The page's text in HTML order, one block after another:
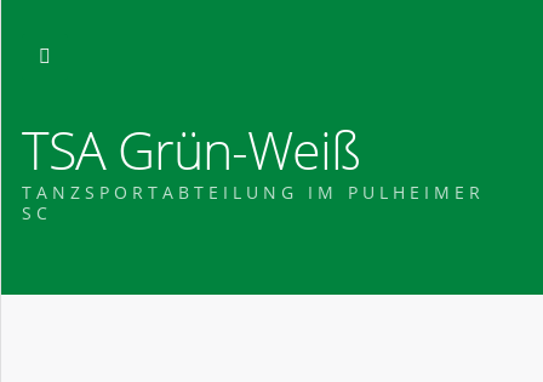
TSA Grün-Weiß
TANZSPORTABTEILUNG IM PULHEIMER
SC